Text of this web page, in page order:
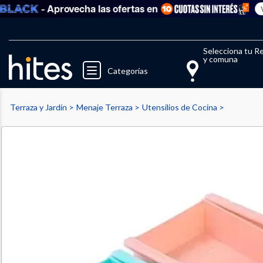
- Aprovecha las ofertas en Ver
Categorías
Selecciona tu
y comuna
Llegaste al límite de productos
Terraza y Jardín Menaje Terraza Utensilios de Cocina